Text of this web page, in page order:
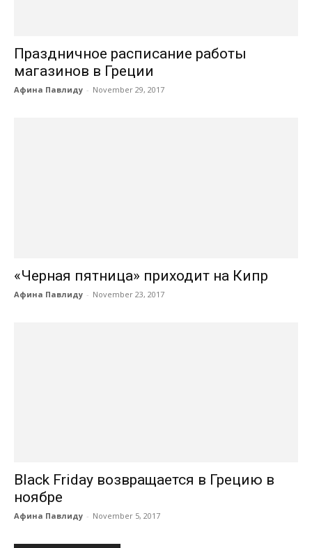
Праздничное расписание работы
магазинов в Греции
Афина Павлиду - November 29, 2017
«Черная пятница» приходит на Кипр
Афина Павлиду - November 23, 2017
Black Friday возвращается в Грецию в
ноябре
Афина Павлиду - November 5, 2017